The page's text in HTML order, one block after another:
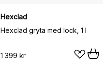
Hexclad
Hexclad gryta med lock, 1 l
1 399 kr